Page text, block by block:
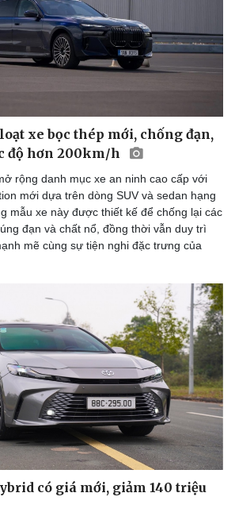
xe bọc thép mới, chống đạn,
độ hơn 200km/h
rộng danh mục xe an ninh cao cấp với
mới dựa trên dòng SUV và sedan hạng
mẫu xe này được thiết kế để chống lại các
đạn và chất nổ, đồng thời vẫn duy trì
mẽ cùng sự tiện nghi đặc trưng của
có giá mới, giảm 140 triệu